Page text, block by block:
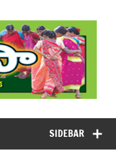
SIDEBAR